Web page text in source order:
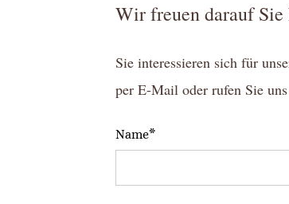
Wir freuen darauf Sie
Sie interessieren sich für
per E-Mail oder rufen Sie
Name*